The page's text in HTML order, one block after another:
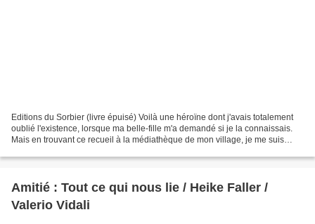
Editions du Sorbier (livre épuisé) Voilà une héroïne dont j'avais totalement
oublié l'existence, lorsque ma belle-fille m'a demandé si je la connaissais.
Mais en trouvant ce recueil à la médiathèque de mon village, je me suis
Amitié : Tout ce qui nous lie / Heike Faller /
Valerio Vidali